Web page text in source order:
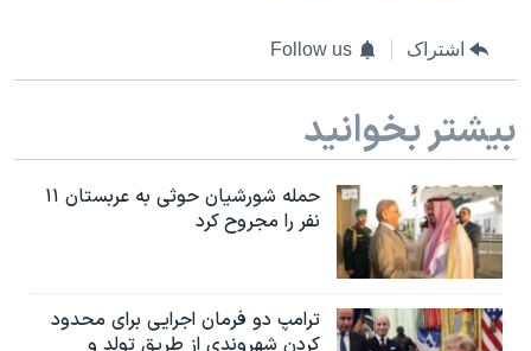
اشتراک Follow us
بیشتر بخوانید
حمله شورشیان حوثی به عربستان ۱۱
نفر را مجروح کرد
ترامپ دو فرمان اجرایی برای محدود
کردن شهروندی از طریق تولد و